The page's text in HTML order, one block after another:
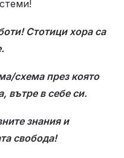
Стотици хора са
схема през която
вътре в себе си.
знания и
свобода!